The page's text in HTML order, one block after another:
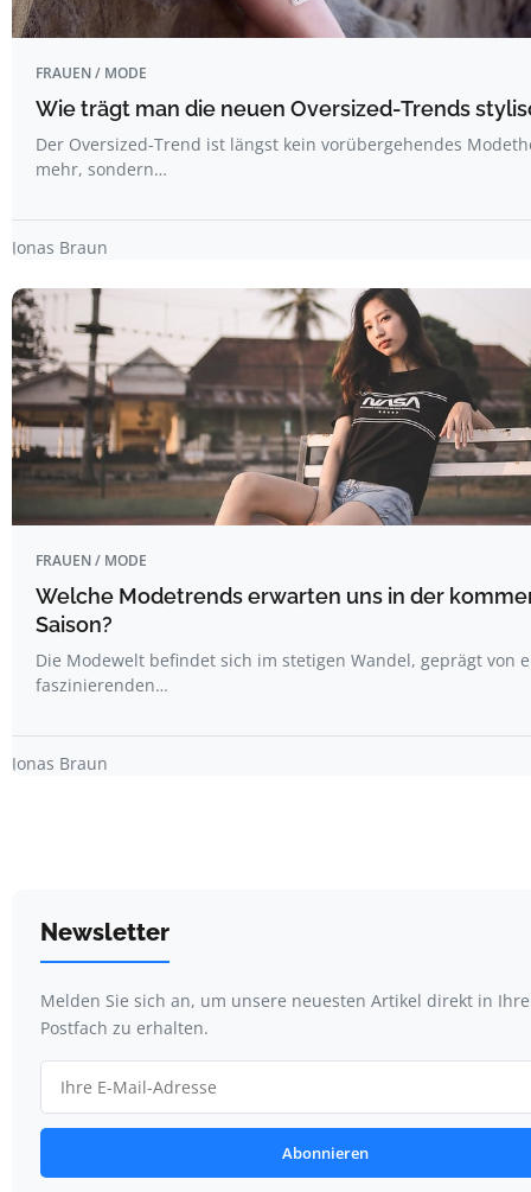
FRAUEN / MODE
Wie trägt man die neuen Oversized-Trends
Der Oversized-Trend ist längst kein vorübergehendes
mehr, sondern…
Jonas Braun
FRAUEN / MODE
Welche Modetrends erwarten uns in der
Saison?
Die Modewelt befindet sich im stetigen Wandel, geprägt von
faszinierenden…
Jonas Braun
Newsletter
Melden Sie sich an, um unsere neuesten Artikel direkt in
Postfach zu erhalten.
Abonnieren